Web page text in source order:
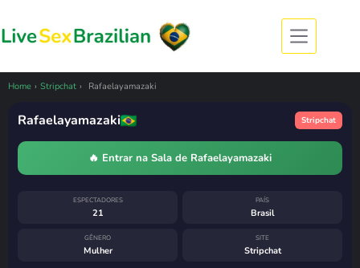
Home › Stripchat › Rafaelayamazaki
Rafaelayamazaki esteve ao
vivo
Rafaelayamazaki Stripchat
🔥 Entrar na Sala de Rafaelayamazaki
ESPECTADORES
21
PAÍS
Brasil
GÊNERO
Mulher
SITE
Stripchat